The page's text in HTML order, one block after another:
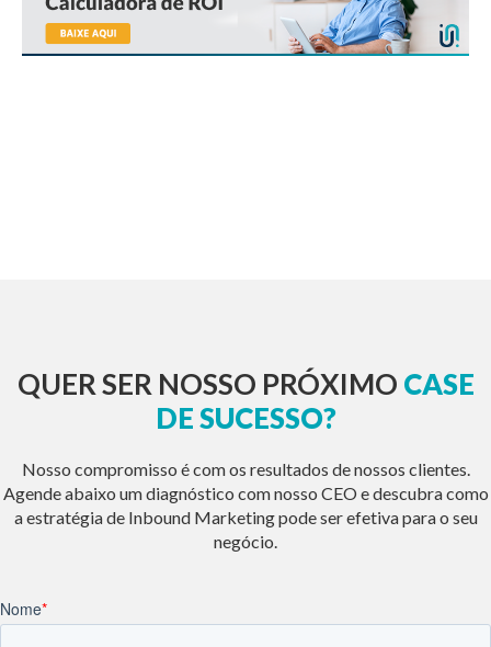
QUER SER NOSSO PRÓXIMO CASE
DE SUCESSO?
Nosso compromisso é com os resultados de nossos clientes.
Agende abaixo um diagnóstico com nosso CEO e descubra como
a estratégia de Inbound Marketing pode ser efetiva para o seu
negócio.